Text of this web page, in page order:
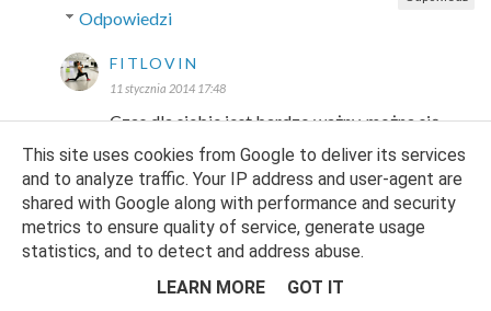
Odpowiedzi
FITLOVIN
11 stycznia 2014 17:48
Czas dla siebie jest bardzo ważny, można się
łatwo zatracić w obowiązkach, a potem
rozchorować z nadmiaru wrażeń ;)
Odpowiedz
This site uses cookies from Google to deliver its services
and to analyze traffic. Your IP address and user-agent are
shared with Google along with performance and security
metrics to ensure quality of service, generate usage
statistics, and to detect and address abuse.
LEARN MORE
GOT IT